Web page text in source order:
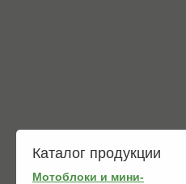
Каталог продукции
Мотоблоки и мини-